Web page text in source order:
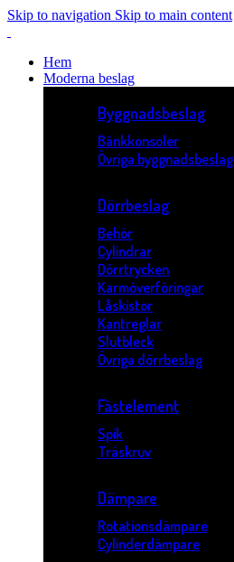
Skip to navigation Skip to main content
Hem
Moderna beslag
Byggnadsbeslag
Bänkkonsoler
Övriga byggnadsbeslag
Dörrbeslag
Behör
Cylindrar
Dörrtrycken
Karmöverföringar
Låskistor
Kantreglar
Slutbleck
Övriga dörrbeslag
Fästelement
Spik
Träskruv
Dämpare
Rotationsdämpare
Cylinderdämpare